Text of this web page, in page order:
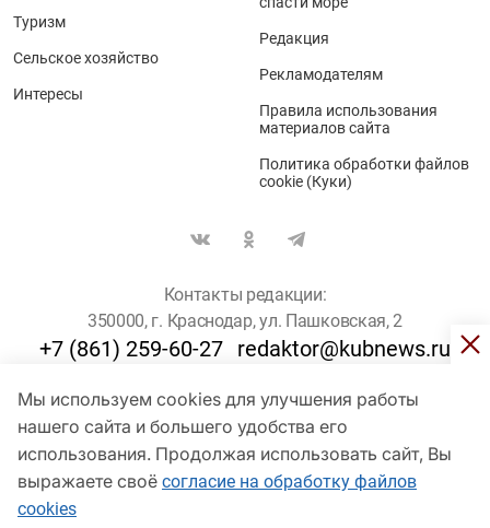
Мы используем cookies для улучшения работы
нашего сайта и большего удобства его
использования. Продолжая использовать сайт, Вы
выражаете своё согласие на обработку файлов
cookies
Туризм
Сельское хозяйство
Интересы
Редакция
Рекламодателям
Правила использования
материалов сайта
Политика обработки файлов
cookie (Куки)
Контакты редакции:
350000, г. Краснодар, ул. Пашковская, 2
+7 (861) 259-60-27 redaktor@kubnews.ru
Для пользователей старше 16 лет
© Кубанские Новости, 2017
Сетевое издание «kubnews» зарегистрировано Федеральной
службой по надзору в сфере связи, информационных технологий
и массовых коммуникаций (Роскомнадзор). Регистрационный